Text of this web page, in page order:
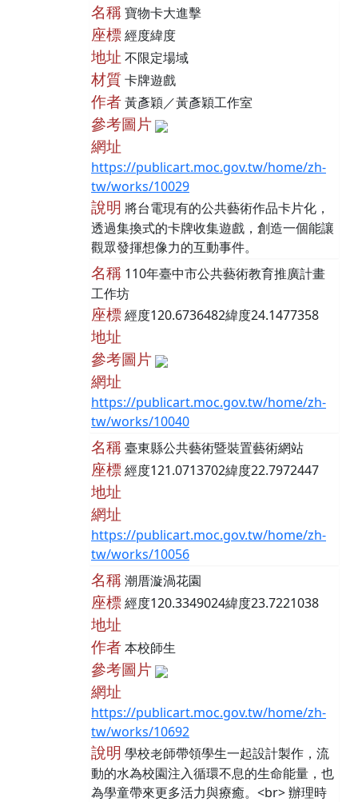
名稱寶物卡大進擊
座標經度緯度
地址 不限定場域
材質卡牌遊戲
作者黃彥穎／黃彥穎工作室
參考圖片
網址
https://publicart.moc.gov.tw/home/zh-
tw/works/10029
說明 將台電現有的公共藝術作品卡片化，
透過集換式的卡牌收集遊戲，創造一個能讓
觀眾發揮想像力的互動事件。
名稱 110年臺中市公共藝術教育推廣計畫
工作坊
座標經度120.6736482緯度24.1477358
地址
參考圖片
網址
https://publicart.moc.gov.tw/home/zh-
tw/works/10040
名稱臺東縣公共藝術暨裝置藝術網站
座標經度121.0713702緯度22.7972447
地址
網址
https://publicart.moc.gov.tw/home/zh-
tw/works/10056
名稱潮厝漩渦花園
座標經度120.3349024緯度23.7221038
地址
作者本校師生
參考圖片
網址
https://publicart.moc.gov.tw/home/zh-
tw/works/10692
說明 學校老師帶領學生一起設計製作，流
動的水為校園注入循環不息的生命能量，也
為學童帶來更多活力與療癒。<br> 辦理時